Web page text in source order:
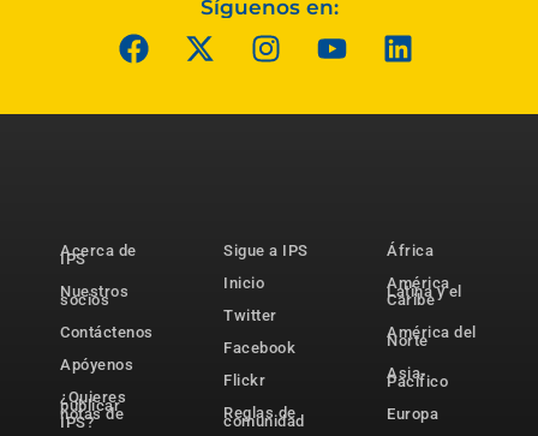
Síguenos en:
Acerca de
IPS
Nuestros
socios
Contáctenos
Apóyenos
¿Quieres
publicar
notas de
IPS?
Sigue a IPS
Inicio
Twitter
Facebook
Flickr
Reglas de
comunidad
África
América
Latina y el
Caribe
América del
Norte
Asia-
Pacífico
Europa